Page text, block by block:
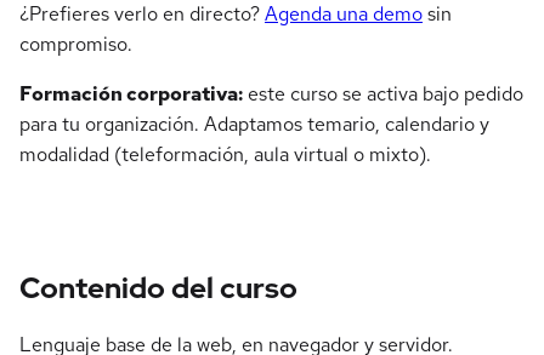
¿Prefieres verlo en directo?Agenda una demosin
compromiso.
Formación corporativa: este curso se activa bajo pedido
para tu organización. Adaptamos temario, calendario y
modalidad (teleformación, aula virtual o mixto).
Contenido del curso
Lenguaje base de la web, en navegador y servidor.